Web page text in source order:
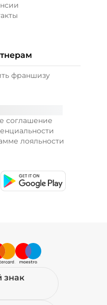
соглашение
лояльности
франшизу
знак